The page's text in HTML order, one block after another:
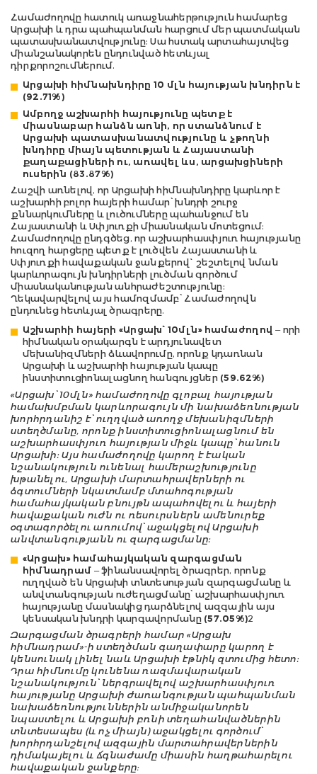
Համաժողովը հատուկ առաջնահերթություն համարեց
Արցախի և դրա պահպանման հարցում մեր պատմական
պատասխանատվությունը: Սա հստակ արտահայտվեց
միանշանակորեն ընդունված հետևյալ
դիրքորոշումներում.
Արցախի հիմնախնդիրը 10 մլն հայության խնդիրն է
(92.71%)
Ամբողջ աշխարհի հայությունը պետք է
միասնաբար հանձն առնի, որ ստանձնում է
Արցախի պատասխանատվությունը և չթողնի
խնդիրը միայն պետության և Հայաստանի
քաղաքացիների ու, առավել ևս, արցախցիների
ուսերին (83.87%)
Հաշվի առնելով, որ Արցախի հիմնախնդիրը կարևոր է
աշխարհի բոլոր հայերի համար՝ խնդրի շուրջ
քննարկումները և լուծումները պահանջում են
Հայաստանի և Սփյուռքի միասնական մոտեցում:
Համաժողովը ընդգծեց, որ աշխարհասփյուռ հայությանը
հուզող հարցերը պետք է լուծվեն Հայաստանի և
Սփյուռքի հավաքական ջանքերով` շեշտելով նման
կարևորագույն խնդիրների լուծման գործում
միասնականության անհրաժեշտությունը:
Ղեկավարվելով այս համոզմամբ՝ Համաժողովն
ընդունեց հետևյալ ծրագրերը.
Աշխարհի հայերի «Արցախ՝ 10մլն» համաժողով – որի
հիմնական օրակարգն է արդյունավետ
մեխանիզմների ձևավորումը, որոնք կդառնան
Արցախի և աշխարհի հայության կապը
ինստիտուցիոնալացնող հանգույցներ (59.62%)
«Արցախ՝ 10մլն» համաժողովը գլոբալ հայության
համախմբման կարևորագույն մի նախաձեռնության
խորհրդանիշ է՝ ուղղված առողջ մեխանիզմների
ստեղծմանը, որոնք ինստիտուցիոնալացնում են
աշխարհասփյուռ հայության միջև կապը՝ հանուն
Արցախի: Այս համաժողովը կարող է էական
նշանակություն ունենալ համերաշխությունը
խթանելու, Արցախի մարտահրավերների ու
ձգտումների նկատմամբ մտահոգության
համահայկական բնույթն ապահովելու և հայերի
հավաքական ուժն ու ռեսուրսներն ամենուրեք
օգտագործելու առումով՝ աջակցելով Արցախի
անվտանգությանն ու զարգացմանը:
«Արցախ» համահայկական զարգացման
հիմնադրամ – ֆինանսավորել ծրագրեր, որոնք
ուղղված են Արցախի տնտեսության զարգացմանը և
անվտանգության ուժեղացմանը՝ աշխարհասփյուռ
հայությանը մասնակից դարձնելով ազգային այս
կենսական խնդրի կարգավորմանը (57.05%)2
Զարգացման ծրագրերի համար «Արցախ
հիմնադրամ»-ի ստեղծման գաղափարը կարող է
կենսունակ լինել նաև Արցախի էթնիկ զտումից հետո:
Դրա հիմնումը կունենա ռազմավարական
նշանակություն՝ ներգրավելով աշխարհասփյուռ
հայությանը Արցախի ժառանգության պահպանման
նախաձեռնություններին անմիջականորեն
նպաստելու և Արցախի բռնի տեղահանվածներին
տնտեսապես (և ոչ միայն) աջակցելու գործում՝
խորհրդանշելով ազգային մարտահրավերներին
դիմակայելու և ճգնաժամը միասին հաղթահարելու
հավաքական ջանքերը։